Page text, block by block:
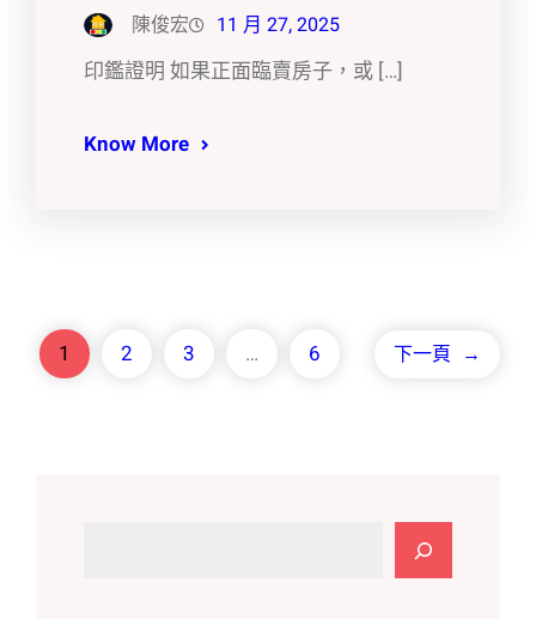
陳俊宏 11 月 27, 2025
印鑑證明 如果正面臨賣房子，或 […]
Know More
1 2 3 … 6 下一頁 →